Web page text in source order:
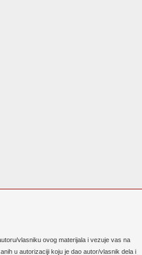
vlasniku ovog materijala i vezuje vas na
u autorizaciji koju je dao autor/vlasnik dela i